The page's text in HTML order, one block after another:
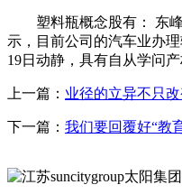
塑料瓶概念股有： 东峰
示，目前公司的汽车业办
19日动静，具有自从学问
上一篇： 业径的立异不只
下一篇： 我们要回覆好“教